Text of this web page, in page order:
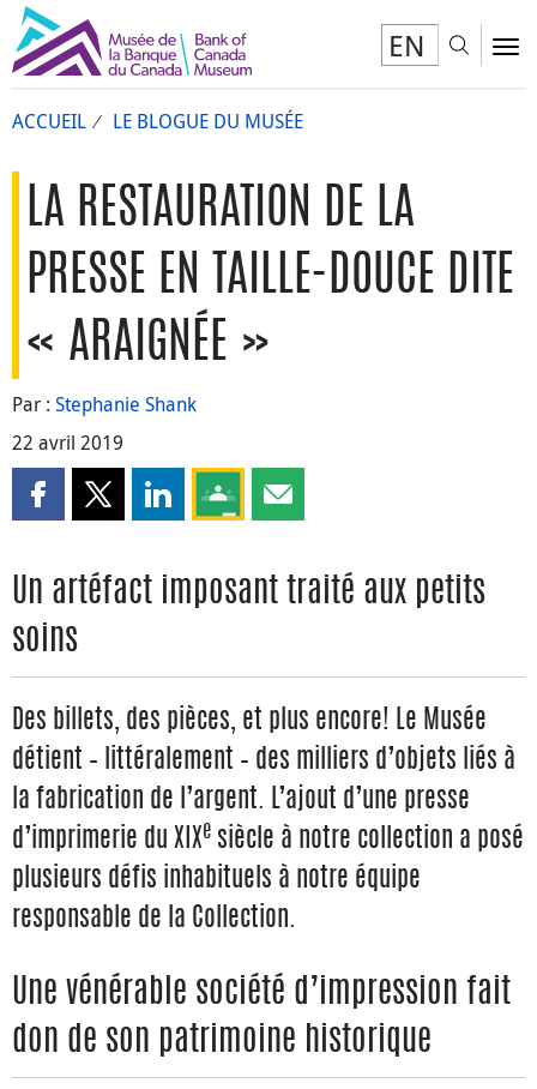
EN
ACCUEIL LE BLOGUE DU MUSÉE
LA RESTAURATION DE LA
PRESSE EN TAILLE-DOUCE DITE
« ARAIGNÉE »
Par : Stephanie Shank
22 avril 2019
Partager cette page sur Facebook
Partager cette page sur X
Partager cette page sur LinkedIn
Partagez cette page sur Google
Partager cette page par
Un artéfact imposant traité aux petits
soins
Des billets, des pièces, et plus encore! Le Musée
détient – littéralement – des milliers d’objets liés à
la fabrication de l’argent. L’ajout d’une presse
d’imprimerie du XIXe siècle à notre collection a posé
plusieurs défis inhabituels à notre équipe
responsable de la Collection.
Une vénérable société d’impression fait
don de son patrimoine historique